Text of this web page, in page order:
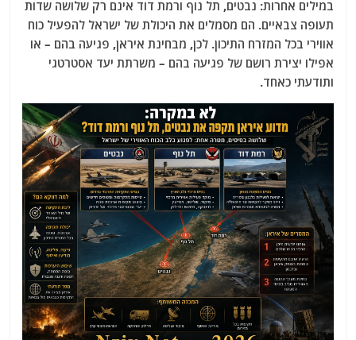
במילים אחרות: נבטים, תל נוף ורמת דוד אינם רק שלושה שדות
תעופה צבאיים. הם מסמלים את היכולת של ישראל להפעיל כוח
אווירי בכל המזרח התיכון. לכן, מבחינת איראן, פגיעה בהם – או
אפילו יצירת רושם של פגיעה בהם – משרתת יעד אסטרטגי
ותודעתי כאחד.